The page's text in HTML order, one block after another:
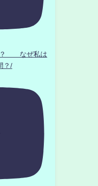
？ なぜ私は
？/